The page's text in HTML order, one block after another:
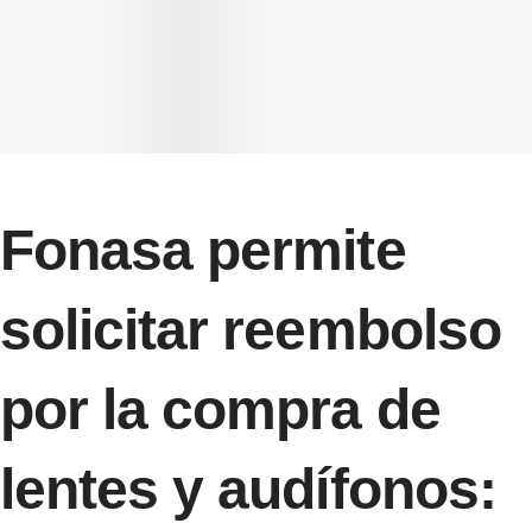
Fonasa permite
solicitar reembolso
por la compra de
lentes y audífonos: